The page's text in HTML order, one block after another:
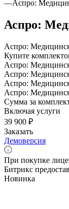
—Аспро:
Аспро:
Аспро:
Купите
Аспро:
Аспро:
Аспро:
Аспро:
Сумма за
Включая услуги
39 900 ₽
Заказать
Демоверсия
При покупке
Битрикс
Новинка